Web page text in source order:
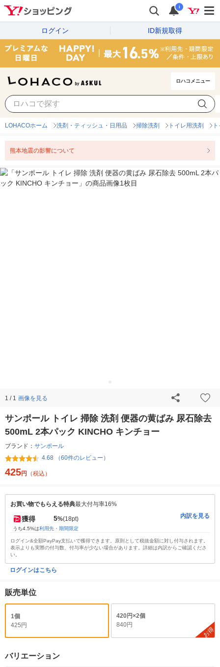
i
ログイン ID新規取得
ロハコメニュー
LOHACOホーム 洗剤・ティッシュ・日用品 掃除洗剤 トイレ用洗剤
熊本地震の影響について
1 / 1 画像を見る
サンポール トイレ 掃除 洗剤 便器の黄ばみ 尿石除去
500mL 2本パック KINCHO キンチョー
ブランド： サンポール
4.68 （60件のレビュー）
425円 （税込）
お買い物でもらえる特典最大付与率16%
獲得 5%(18pt)
うち4.5%は利用先・期間限定
内訳を見る
ログイン&全額PayPay支払いで獲得できます。原則として税抜金額に対し付与されます。
表示よりも実際の付与数、付与率が少ない場合があります。詳細は内訳からご確認くださ
い。
ログインはこちら
販売単位
1個
425円
420円×2個
840円
お得
バリエーション